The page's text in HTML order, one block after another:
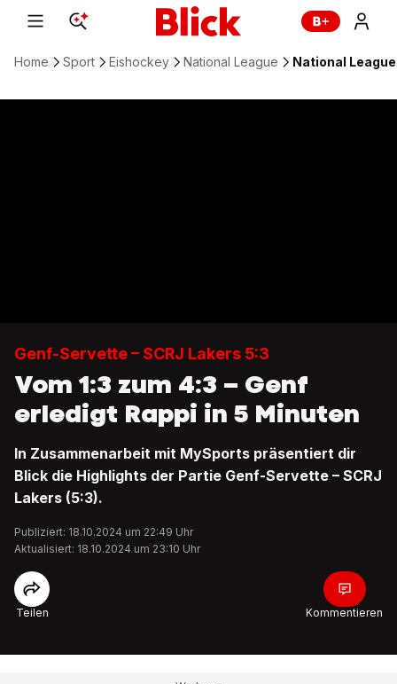
Home Sport Eishockey National League National
Genf-Servette – SCRJ Lakers 5:3
Vom 1:3 zum 4:3 – Genf
erledigt Rappi in 5 Minuten
In Zusammenarbeit mit MySports präsentiert dir
Blick die Highlights der Partie Genf-Servette – SCRJ
Lakers (5:3).
Publiziert: 18.10.2024 um 22:49 Uhr
Aktualisiert: 18.10.2024 um 23:10 Uhr
Teilen Kommentieren